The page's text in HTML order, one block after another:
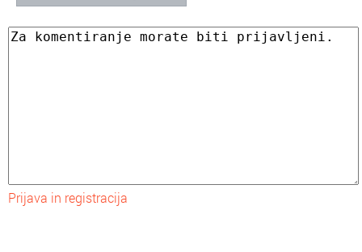
Prijava in registracija